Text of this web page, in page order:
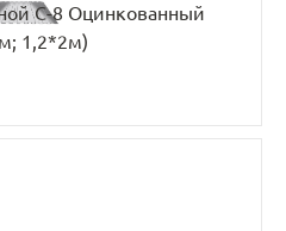
С-8 Оцинкованный
1,2*2м)